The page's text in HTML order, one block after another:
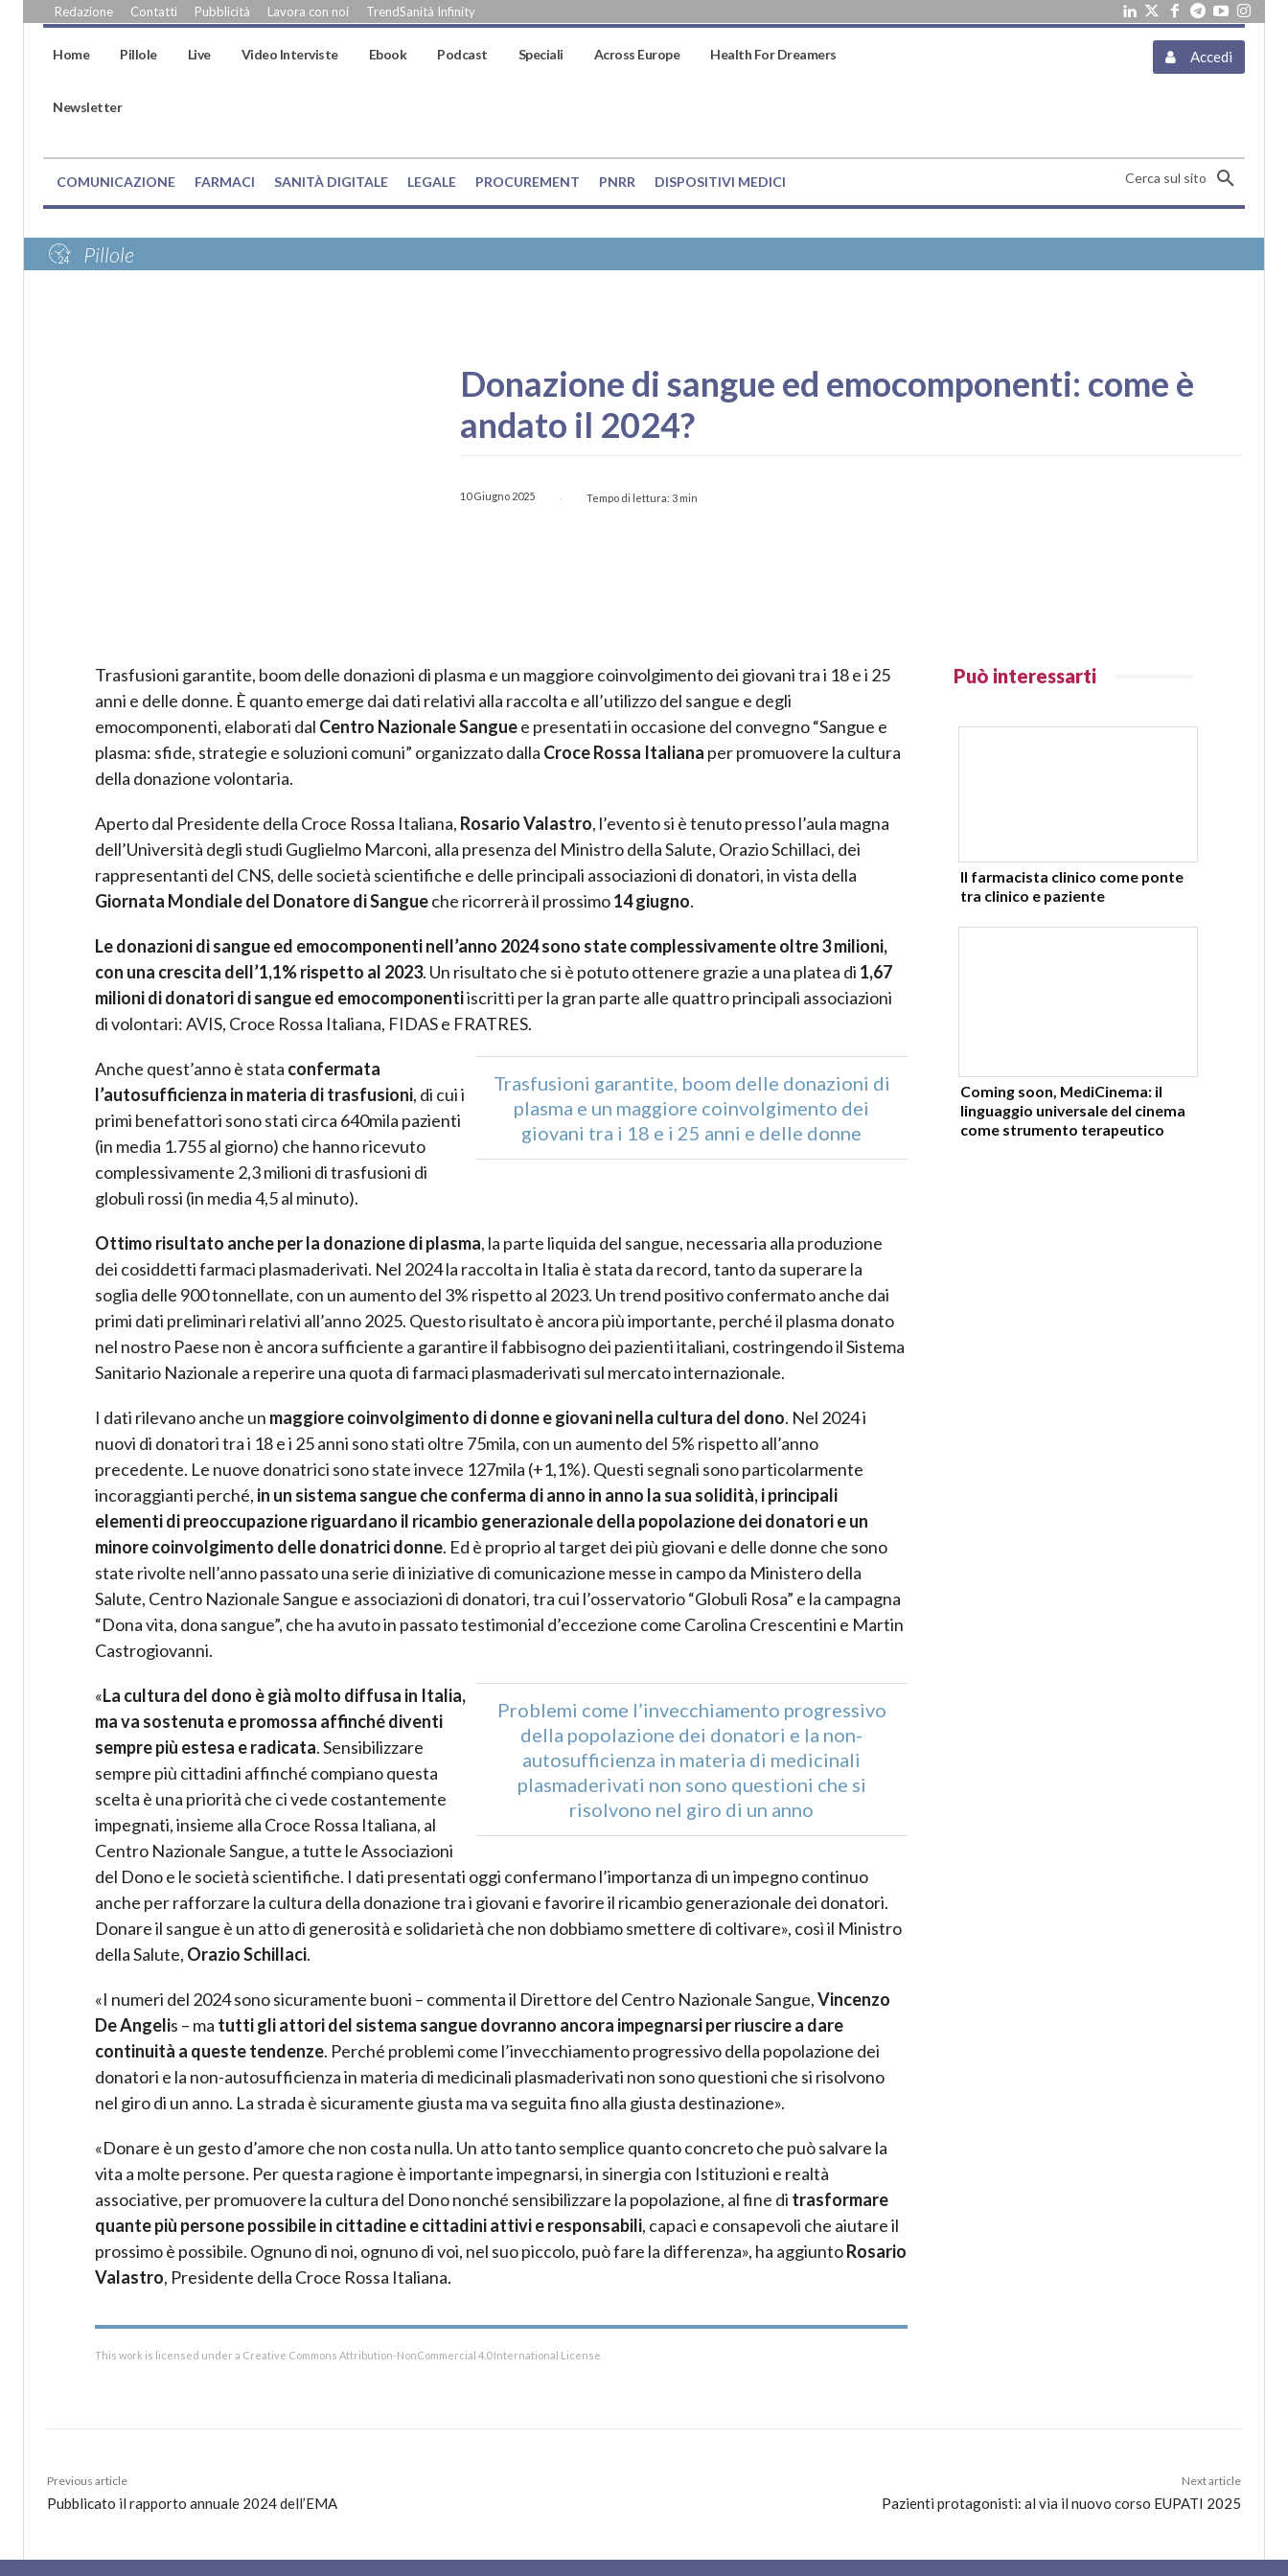
Redazione Contatti Pubblicità Lavora con noi TrendSanità Infinity
Home Pillole Live Video Interviste Ebook Podcast Speciali Across Europe Health For Dreamers
Newsletter
Accedi
COMUNICAZIONE FARMACI SANITÀ DIGITALE LEGALE PROCUREMENT PNRR DISPOSITIVI MEDICI Cerca sul sito
Pillole
Donazione di sangue ed emocomponenti: come è
andato il 2024?
10 Giugno 2025 - Tempo di lettura: 3 min
Trasfusioni garantite, boom delle donazioni di plasma e un maggiore coinvolgimento dei giovani tra i 18 e i 25
anni e delle donne. È quanto emerge dai dati relativi alla raccolta e all’utilizzo del sangue e degli
emocomponenti, elaborati dal Centro Nazionale Sanguee presentati in occasione del convegno “Sangue e
plasma: sfide, strategie e soluzioni comuni” organizzato dalla Croce Rossa Italiana per promuovere la cultura
della donazione volontaria.
Aperto dal Presidente della Croce Rossa Italiana, Rosario Valastro, l’evento si è tenuto presso l’aula magna
dell’Università degli studi Guglielmo Marconi, alla presenza del Ministro della Salute, Orazio Schillaci, dei
rappresentanti del CNS, delle società scientifiche e delle principali associazioni di donatori, in vista della
Giornata Mondiale del Donatore di Sangueche ricorrerà il prossimo14 giugno.
Le donazioni di sangue ed emocomponenti nell’anno 2024 sono state complessivamente oltre 3 milioni,
con una crescita dell’1,1% rispetto al 2023. Un risultato che si è potuto ottenere grazie a una platea di 1,67
milioni di donatori di sangue ed emocomponentiiscritti per la gran parte alle quattro principali associazioni
di volontari: AVIS, Croce Rossa Italiana, FIDAS e FRATRES.
Trasfusioni garantite, boom delle donazioni di
plasma e un maggiore coinvolgimento dei
giovani tra i 18 e i 25 anni e delle donne
Anche quest’anno è stata confermata
l’autosufficienza in materia di trasfusioni, di cui i
primi benefattori sono stati circa 640mila pazienti
(in media 1.755 al giorno) che hanno ricevuto
complessivamente 2,3 milioni di trasfusioni di
globuli rossi (in media 4,5 al minuto).
Ottimo risultato anche per la donazione di plasma, la parte liquida del sangue, necessaria alla produzione
dei cosiddetti farmaci plasmaderivati. Nel 2024 la raccolta in Italia è stata da record, tanto da superare la
soglia delle 900 tonnellate, con un aumento del 3% rispetto al 2023. Un trend positivo confermato anche dai
primi dati preliminari relativi all’anno 2025. Questo risultato è ancora più importante, perché il plasma donato
nel nostro Paese non è ancora sufficiente a garantire il fabbisogno dei pazienti italiani, costringendo il Sistema
Sanitario Nazionale a reperire una quota di farmaci plasmaderivati sul mercato internazionale.
I dati rilevano anche un maggiore coinvolgimento di donne e giovani nella cultura del dono. Nel 2024 i
nuovi di donatori tra i 18 e i 25 anni sono stati oltre 75mila, con un aumento del 5% rispetto all’anno
precedente. Le nuove donatrici sono state invece 127mila (+1,1%). Questi segnali sono particolarmente
incoraggianti perché, in un sistema sangue che conferma di anno in anno la sua solidità, i principali
elementi di preoccupazione riguardano il ricambio generazionale della popolazione dei donatori e un
minore coinvolgimento delle donatrici donne. Ed è proprio al target dei più giovani e delle donne che sono
state rivolte nell’anno passato una serie di iniziative di comunicazione messe in campo da Ministero della
Salute, Centro Nazionale Sangue e associazioni di donatori, tra cui l’osservatorio “Globuli Rosa” e la campagna
“Dona vita, dona sangue”, che ha avuto in passato testimonial d’eccezione come Carolina Crescentini e Martin
Castrogiovanni.
Problemi come l’invecchiamento progressivo
della popolazione dei donatori e la non-
autosufficienza in materia di medicinali
plasmaderivati non sono questioni che si
risolvono nel giro di un anno
«La cultura del dono è già molto diffusa in Italia,
ma va sostenuta e promossa affinché diventi
sempre più estesa e radicata. Sensibilizzare
sempre più cittadini affinché compiano questa
scelta è una priorità che ci vede costantemente
impegnati, insieme alla Croce Rossa Italiana, al
Centro Nazionale Sangue, a tutte le Associazioni
del Dono e le società scientifiche. I dati presentati oggi confermano l’importanza di un impegno continuo
anche per rafforzare la cultura della donazione tra i giovani e favorire il ricambio generazionale dei donatori.
Donare il sangue è un atto di generosità e solidarietà che non dobbiamo smettere di coltivare», così il Ministro
della Salute, Orazio Schillaci.
«I numeri del 2024 sono sicuramente buoni – commenta il Direttore del Centro Nazionale Sangue,Vincenzo
De Angelis – ma tutti gli attori del sistema sangue dovranno ancora impegnarsi per riuscire a dare
continuità a queste tendenze. Perché problemi come l’invecchiamento progressivo della popolazione dei
donatori e la non-autosufficienza in materia di medicinali plasmaderivati non sono questioni che si risolvono
nel giro di un anno. La strada è sicuramente giusta ma va seguita fino alla giusta destinazione».
«Donare è un gesto d’amore che non costa nulla. Un atto tanto semplice quanto concreto che può salvare la
vita a molte persone. Per questa ragione è importante impegnarsi, in sinergia con Istituzioni e realtà
associative, per promuovere la cultura del Dono nonché sensibilizzare la popolazione, al fine di trasformare
quante più persone possibile in cittadine e cittadini attivi e responsabili, capaci e consapevoli che aiutare il
prossimo è possibile. Ognuno di noi, ognuno di voi, nel suo piccolo, può fare la differenza», ha aggiuntoRosario
Valastro, Presidente della Croce Rossa Italiana.
This work is licensed under a Creative Commons Attribution-NonCommercial 4.0 International License
Può interessarti
Il farmacista clinico come ponte
tra clinico e paziente
Coming soon, MediCinema: il
linguaggio universale del cinema
come strumento terapeutico
Previous article
Pubblicato il rapporto annuale 2024 dell’EMA
Next article
Pazienti protagonisti: al via il nuovo corso EUPATI 2025